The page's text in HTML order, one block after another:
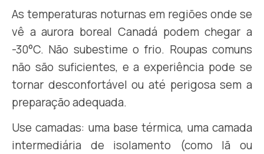
As temperaturas noturnas em regiões onde se
vê a aurora boreal Canadá podem chegar a
-30°C. Não subestime o frio. Roupas comuns
não são suficientes, e a experiência pode se
tornar desconfortável ou até perigosa sem a
preparação adequada.
Use camadas: uma base térmica, uma camada
intermediária de isolamento (como lã ou